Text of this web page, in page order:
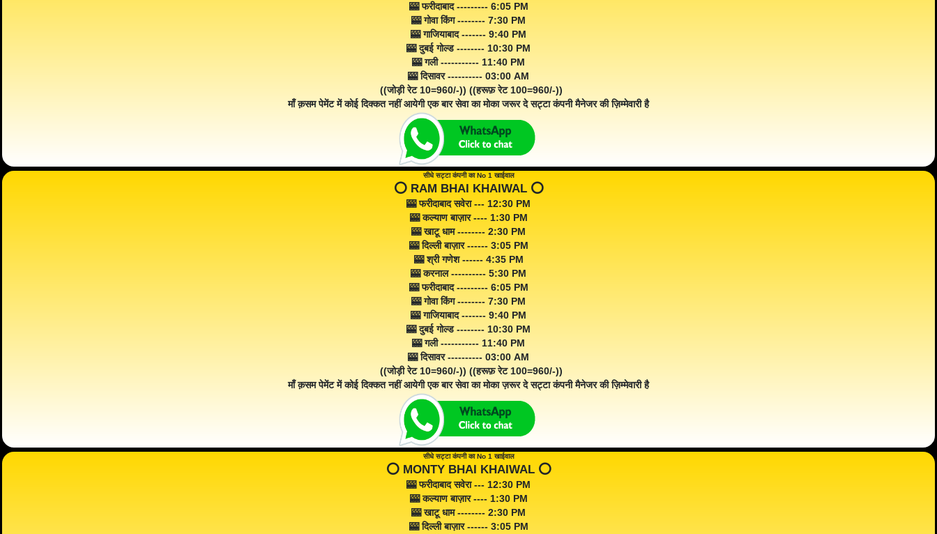
🎰 फरीदाबाद --------- 6:05 PM
🎰 गोवा किंग -------- 7:30 PM
🎰 गाजियाबाद ------- 9:40 PM
🎰 दुबई गोल्ड -------- 10:30 PM
🎰 गली ----------- 11:40 PM
🎰 दिसावर ---------- 03:00 AM
((जोड़ी रेट 10=960/-)) ((हरूफ़ रेट 100=960/-))
माँ क़सम पेमेंट में कोई दिक्कत नहीं आयेगी एक बार सेवा का मोका जरूर दे सट्टा कंपनी मैनेजर की ज़िम्मेवारी है
सीधे सट्टा कंपनी का No 1 खाईवाल
⭕️ RAM BHAI KHAIWAL ⭕️
🎰 फरीदाबाद सवेरा --- 12:30 PM
🎰 कल्याण बाज़ार ---- 1:30 PM
🎰 खाटू धाम -------- 2:30 PM
🎰 दिल्ली बाज़ार ------ 3:05 PM
🎰 श्री गणेश ------ 4:35 PM
🎰 करनाल ---------- 5:30 PM
🎰 फरीदाबाद --------- 6:05 PM
🎰 गोवा किंग -------- 7:30 PM
🎰 गाजियाबाद ------- 9:40 PM
🎰 दुबई गोल्ड -------- 10:30 PM
🎰 गली ----------- 11:40 PM
🎰 दिसावर ---------- 03:00 AM
((जोड़ी रेट 10=960/-)) ((हरूफ़ रेट 100=960/-))
माँ क़सम पेमेंट में कोई दिक्कत नहीं आयेगी एक बार सेवा का मोका ज़रूर दे सट्टा कंपनी मैनेजर की ज़िम्मेवारी है
सीधे सट्टा कंपनी का No 1 खाईवाल
⭕️ MONTY BHAI KHAIWAL ⭕️
🎰 फरीदाबाद सवेरा --- 12:30 PM
🎰 कल्याण बाज़ार ---- 1:30 PM
🎰 खाटू धाम -------- 2:30 PM
🎰 दिल्ली बाज़ार ------ 3:05 PM